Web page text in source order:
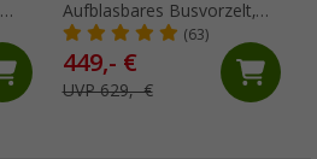
Aufblasbares Busvorzelt,
Anbauhöhe 180 - 220 cm
(63)
449,- €
UVP 629,- €